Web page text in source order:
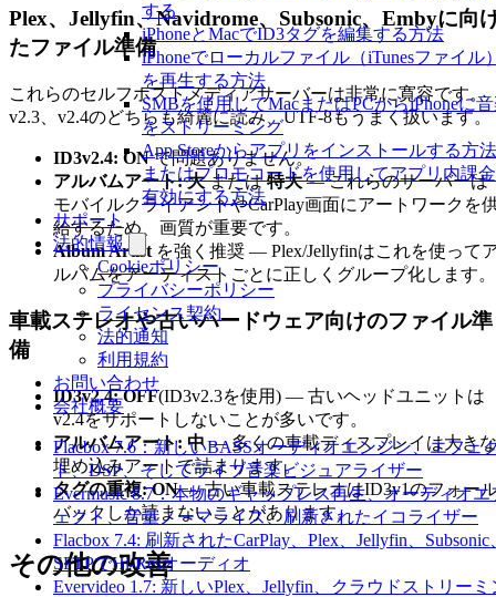
する
iPhoneとMacでID3タグを編集する方法
iPhoneでローカルファイル（iTunesファイル
を再生する方法
SMBを使用してMacまたはPCからiPhoneに
をストリーミング
App Storeからアプリをインストールする方
またはプロモコードを使用してアプリ内課
有効にする方法
サポート
法的情報
Cookieポリシー
プライバシーポリシー
ライセンス契約
法的通知
利用規約
お問い合わせ
会社概要
Flacbox 7.6：新しいBASSオーディオエンジン、エフェ
ト、DSP、そしてライブ音楽ビジュアライザー
Evermusic 8.7：本物のギャップレス再生、オーディオエ
ェクト、音量ノーマライズ、刷新されたイコライザー
Flacbox 7.4: 刷新されたCarPlay、Plex、Jellyfin、Subsonic
SFTPでHi-Resオーディオ
Evervideo 1.7: 新しいPlex、Jellyfin、クラウドストリーミ
Plex、Jellyfin、Navidrome、Subsonic、Embyに向
たファイル準備
これらのセルフホストメディアサーバーは非常に寛容です。
v2.3、v2.4のどちらも綺麗に読み、UTF-8もうまく扱います。
ID3v2.4: ONで問題ありません。
アルバムアート: 大または特大— これらのサーバーは
モバイルクライアントやCarPlay画面にアートワークを
給するため、画質が重要です。
Album Artist を強く推奨 — Plex/Jellyfinはこれを使って
ルバムをアーティストごとに正しくグループ化します。
車載ステレオや古いハードウェア向けのファイル準
備
ID3v2.4: OFF(ID3v2.3を使用) — 古いヘッドユニットは
v2.4をサポートしないことが多いです。
アルバムアート: 中— 多くの車載ディスプレイは大きな
埋め込みアートで詰まります。
タグの重複: ON— 古い車載ステレオはID3v1のフォー
バックしか読まないことがあります。
その他の改善